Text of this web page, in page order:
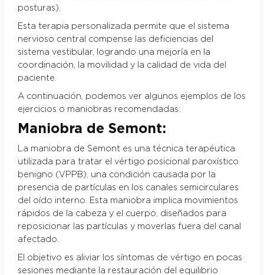
posturas).
Esta terapia personalizada permite que el sistema
nervioso central compense las deficiencias del
sistema vestibular, logrando una mejoría en la
coordinación, la movilidad y la calidad de vida del
paciente.
A continuación, podemos ver algunos ejemplos de los
ejercicios o maniobras recomendadas:
Maniobra de Semont:
La maniobra de Semont es una técnica terapéutica
utilizada para tratar el vértigo posicional paroxístico
benigno (VPPB), una condición causada por la
presencia de partículas en los canales semicirculares
del oído interno. Esta maniobra implica movimientos
rápidos de la cabeza y el cuerpo, diseñados para
reposicionar las partículas y moverlas fuera del canal
afectado.
El objetivo es aliviar los síntomas de vértigo en pocas
sesiones mediante la restauración del equilibrio